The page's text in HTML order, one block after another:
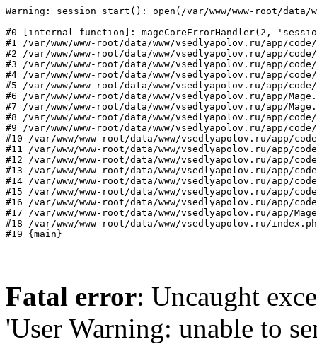
Warning: session_start(): open(/var/www/www-root/data/
#0 [internal function]: mageCoreErrorHandler(2,
#1 /var/www/www-root/data/www/vsedlyapolov.ru/app/
#2 /var/www/www-root/data/www/vsedlyapolov.ru/app/
#3 /var/www/www-root/data/www/vsedlyapolov.ru/app/
#4 /var/www/www-root/data/www/vsedlyapolov.ru/app/
#5 /var/www/www-root/data/www/vsedlyapolov.ru/app/
#6 /var/www/www-root/data/www/vsedlyapolov.ru/app/
#7 /var/www/www-root/data/www/vsedlyapolov.ru/app/
#8 /var/www/www-root/data/www/vsedlyapolov.ru/app/
#9 /var/www/www-root/data/www/vsedlyapolov.ru/app/
#10 /var/www/www-root/data/www/vsedlyapolov.ru/app/
#11 /var/www/www-root/data/www/vsedlyapolov.ru/app/
#12 /var/www/www-root/data/www/vsedlyapolov.ru/app/
#13 /var/www/www-root/data/www/vsedlyapolov.ru/app/
#14 /var/www/www-root/data/www/vsedlyapolov.ru/app/
#15 /var/www/www-root/data/www/vsedlyapolov.ru/app/
#16 /var/www/www-root/data/www/vsedlyapolov.ru/app/
#17 /var/www/www-root/data/www/vsedlyapolov.ru/app/
#18 /var/www/www-root/data/www/vsedlyapolov.ru/
#19 {main}
Fatal error: Uncaught
'User Warning: unable to